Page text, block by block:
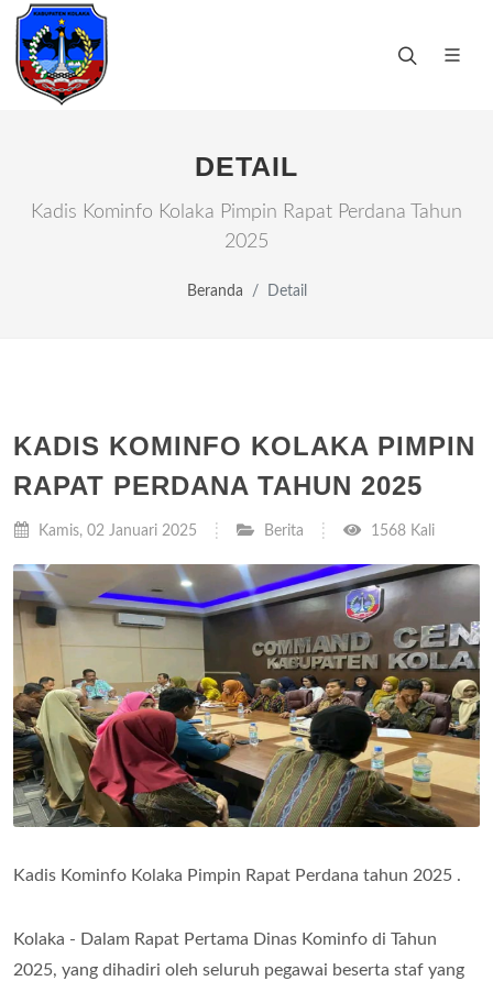
DETAIL
Kadis Kominfo Kolaka Pimpin Rapat Perdana Tahun
2025
Beranda Detail
KADIS KOMINFO KOLAKA PIMPIN
RAPAT PERDANA TAHUN 2025
Kamis, 02 Januari 2025 Berita 1568 Kali
Kadis Kominfo Kolaka Pimpin Rapat Perdana tahun 2025 .
Kolaka - Dalam Rapat Pertama Dinas Kominfo di Tahun
2025, yang dihadiri oleh seluruh pegawai beserta staf yang